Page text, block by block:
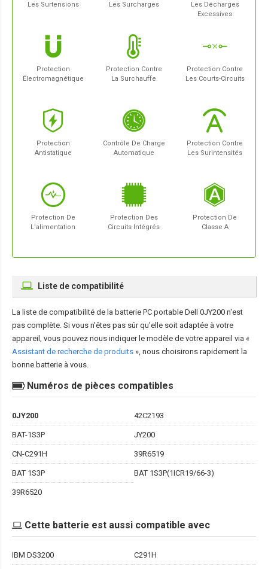
Les Surtensions
Les Surcharges
Les Décharges
Excessives
Protection
Électromagnétique
Protection Contre
La Surchauffe
Protection Contre
Les Courts-Circuits
Protection
Antistatique
Contrôle De Charge
Automatique
Protection Contre
Les Surintensités
Protection De
L'alimentation
Protection Des
Circuits Intégrés
Protection De
Classe A
Liste de compatibilité
La liste de compatibilité de la batterie PC portable Dell 0JY200 n'est
pas complète. Si vous n'êtes pas sûr qu'elle soit adaptée à votre
appareil, vous pouvez nous indiquer le modèle de votre appareil via «
Assistant de recherche de produits », nous choisirons rapidement la
bonne batterie à vous.
Numéros de pièces compatibles
0JY200 42C2193
BAT-1S3P JY200
CN-C291H 39R6519
BAT 1S3P BAT 1S3P(1ICR19/66-3)
39R6520
Cette batterie est aussi compatible avec
IBM DS3200 C291H